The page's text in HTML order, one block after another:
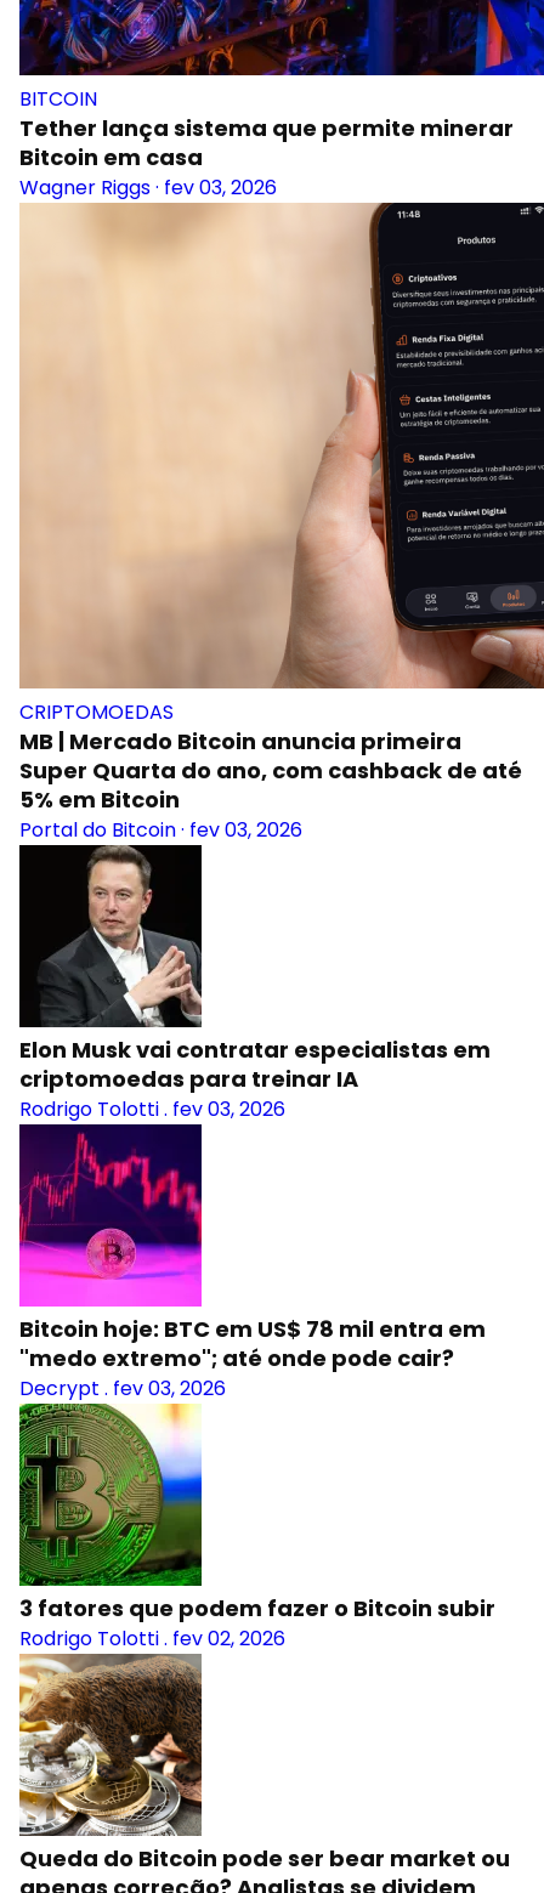
BITCOIN
Tether lança sistema que permite minerar
Bitcoin em casa
Wagner Riggs· fev 03, 2026
CRIPTOMOEDAS
MB | Mercado Bitcoin anuncia primeira
Super Quarta do ano, com cashback de até
5% em Bitcoin
Portal do Bitcoin· fev 03, 2026
Elon Musk vai contratar especialistas em
criptomoedas para treinar IA
Rodrigo Tolotti. fev 03, 2026
Bitcoin hoje: BTC em US$ 78 mil entra em
"medo extremo"; até onde pode cair?
Decrypt . fev 03, 2026
3 fatores que podem fazer o Bitcoin subir
Rodrigo Tolotti. fev 02, 2026
Queda do Bitcoin pode ser bear market ou